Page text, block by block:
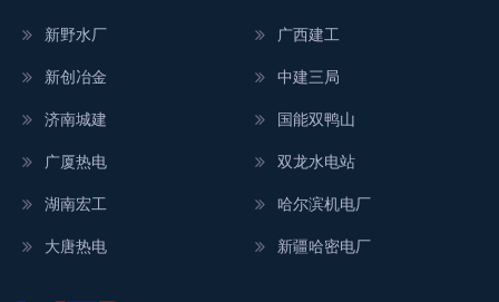
新野水厂
新创冶金
济南城建
广厦热电
湖南宏工
大唐热电
广西建工
中建三局
国能双鸭山
双龙水电站
哈尔滨机电厂
新疆哈密电厂